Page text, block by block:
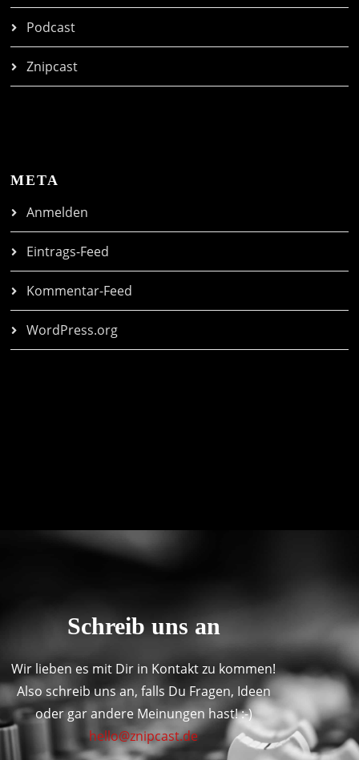
Podcast
Znipcast
META
Anmelden
Eintrags-Feed
Kommentar-Feed
WordPress.org
Schreib uns an
Wir lieben es mit Dir in Kontakt zu kommen!
Also schreib uns an, falls Du Fragen, Ideen
oder gar andere Meinungen hast! :-)
hello@znipcast.de